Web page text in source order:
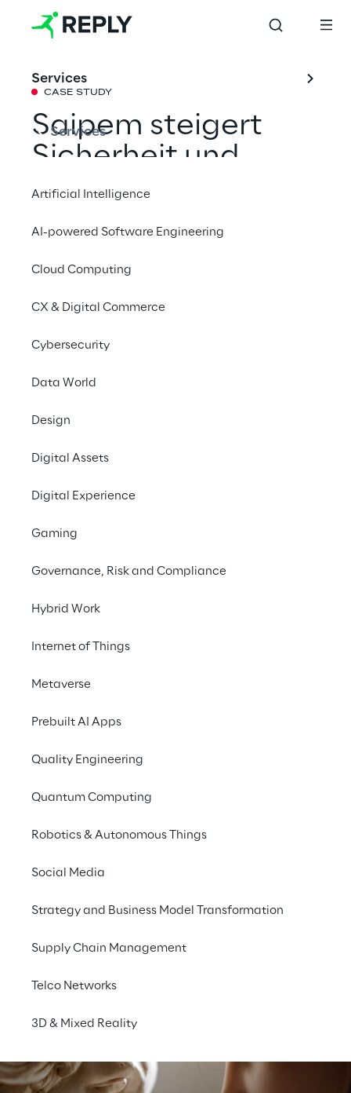
Services
Services
Artificial Intelligence
AI-powered Software Engineering
Cloud Computing
CX & Digital Commerce
Cybersecurity
Data World
Design
Digital Assets
Digital Experience
Gaming
Governance, Risk and Compliance
Hybrid Work
Internet of Things
Metaverse
Prebuilt AI Apps
Quality Engineering
Quantum Computing
Robotics & Autonomous Things
Social Media
Strategy and Business Model Transformation
Supply Chain Management
Telco Networks
3D & Mixed Reality
CASE STUDY
Saipem steigert
Sicherheit und
Effizienz durch
autonome
Inspektionen
Saipem hat eine neue Plattform für das
eingeführt. Durch den Einsatz vierbeiniger
werden industrielle Inspektionen nicht nur
reproduzierbar und skalierbar.
Kontaktieren Sie uns
Inspektionsmissionen in
unstrukturierten und
gefährlichen
Zugänglichkeit,
Konnektivität und
maximal standardisierte
und reproduzierbare
DAS SZENARIO